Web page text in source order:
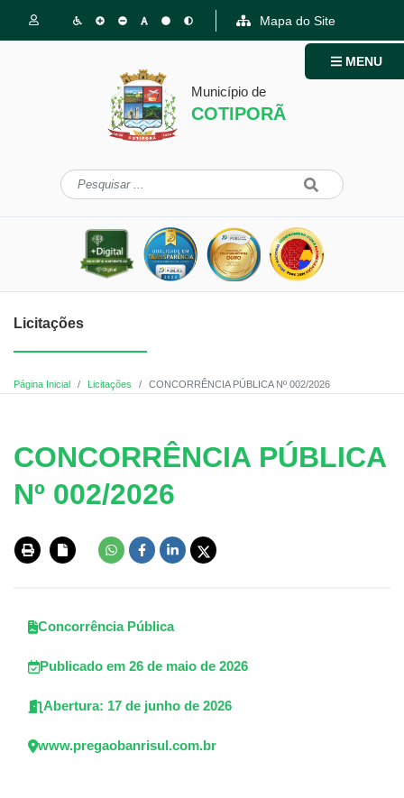
Mapa do Site
Município de
COTIPORÃ
MENU
Licitações
Página Inicial Licitações CONCORRÊNCIA PÚBLICA Nº 002/2026
CONCORRÊNCIA PÚBLICA
Nº 002/2026
Concorrência Pública
Publicado em 26 de maio de 2026
Abertura: 17 de junho de 2026
www.pregaobanrisul.com.br